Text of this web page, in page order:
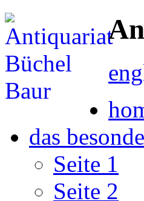
das
Seite 1
Seite 2